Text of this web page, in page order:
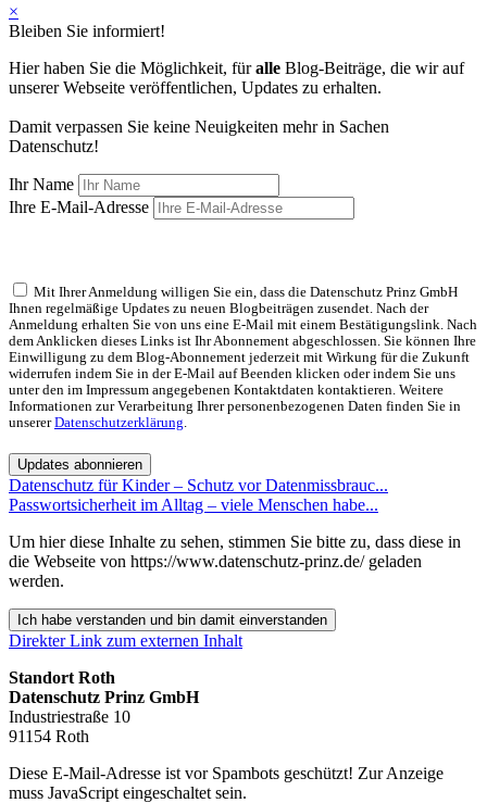
×
Bleiben Sie informiert!
Hier haben Sie die Möglichkeit, füralle Blog-Beiträge, die wir auf
unserer Webseite veröffentlichen, Updates zu erhalten.
Damit verpassen Sie keine Neuigkeiten mehr in Sachen
Datenschutz!
Ihr Name
Ihre E-Mail-Adresse
Mit Ihrer Anmeldung willigen Sie ein, dass die Datenschutz Prinz GmbH
Ihnen regelmäßige Updates zu neuen Blogbeiträgen zusendet. Nach der
Anmeldung erhalten Sie von uns eine E-Mail mit einem Bestätigungslink. Nach
dem Anklicken dieses Links ist Ihr Abonnement abgeschlossen. Sie können Ihre
Einwilligung zu dem Blog-Abonnement jederzeit mit Wirkung für die Zukunft
widerrufen indem Sie in der E-Mail auf Beenden klicken oder indem Sie uns
unter den im Impressum angegebenen Kontaktdaten kontaktieren. Weitere
Informationen zur Verarbeitung Ihrer personenbezogenen Daten finden Sie in
unsererDatenschutzerklärung.
Updates abonnieren
Datenschutz für Kinder – Schutz vor Datenmissbrauc...
Passwortsicherheit im Alltag – viele Menschen habe...
Um hier diese Inhalte zu sehen, stimmen Sie bitte zu, dass diese in
die Webseite von https://www.datenschutz-prinz.de/ geladen
werden.
Ich habe verstanden und bin damit einverstanden
Direkter Link zum externen Inhalt
Standort Roth
Datenschutz Prinz GmbH
Industriestraße 10
91154 Roth
Diese E-Mail-Adresse ist vor Spambots geschützt! Zur Anzeige
muss JavaScript eingeschaltet sein.